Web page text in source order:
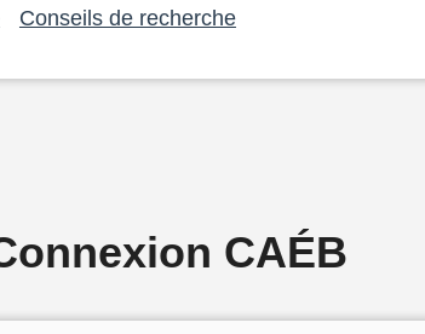
Conseils de recherche
CAÉB